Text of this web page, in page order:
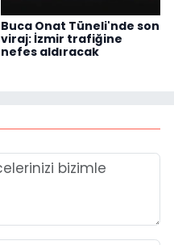
Buca Onat Tüneli'nde son
viraj: İzmir trafiğine
nefes aldıracak